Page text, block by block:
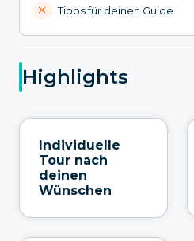
Tipps für deinen Guide
Highlights
Individuelle
Tour nach
deinen
Wünschen